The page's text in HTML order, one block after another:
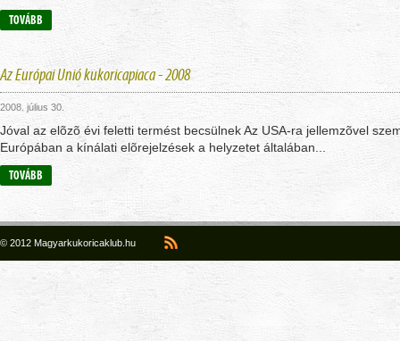
TOVÁBB
Az Európai Unió kukoricapiaca - 2008
2008. július 30.
Jóval az elõzõ évi feletti termést becsülnek Az USA-ra jellemzõvel
Európában a kínálati elõrejelzések a helyzetet általában...
TOVÁBB
© 2012 Magyarkukoricaklub.hu